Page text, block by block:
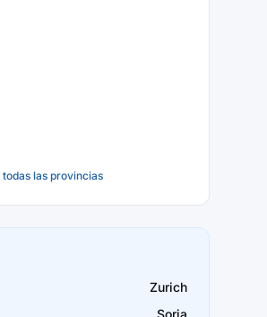
todas las provincias
Zurich
Soria